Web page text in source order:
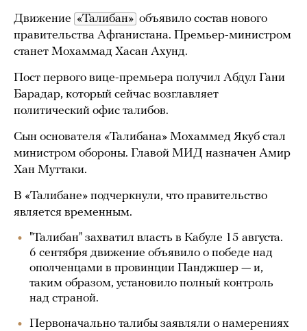
Движение «Талибан» объявило состав нового
правительства Афганистана. Премьер-министром
станет Мохаммад Хасан Ахунд.
Пост первого вице-премьера получил Абдул Гани
Барадар, который сейчас возглавляет
политический офис талибов.
Сын основателя «Талибана» Мохаммед Якуб стал
министром обороны. Главой МИД назначен Амир
Хан Муттаки.
В «Талибане» подчеркнули, что правительство
является временным.
"Талибан" захватил власть в Кабуле 15 августа.
6 сентября движение объявило о победе над
ополченцами в провинции Панджшер — и,
таким образом, установило полный контроль
над страной.
Первоначально талибы заявляли о намерениях